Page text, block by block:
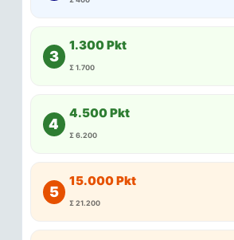
3
1.300 Pkt
Σ 1.700
4
4.500 Pkt
Σ 6.200
5
15.000 Pkt
Σ 21.200